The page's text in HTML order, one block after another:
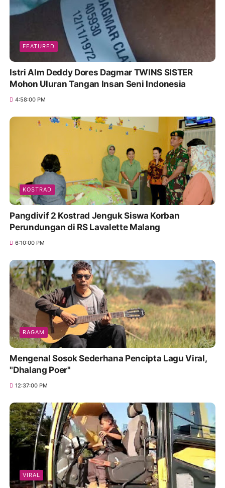
FEATURED
Istri Alm Deddy Dores Dagmar TWINS SISTER
Mohon Uluran Tangan Insan Seni Indonesia
4:58:00 PM
KOSTRAD
Pangdivif 2 Kostrad Jenguk Siswa Korban
Perundungan di RS Lavalette Malang
6:10:00 PM
RAGAM
Mengenal Sosok Sederhana Pencipta Lagu Viral,
"Dhalang Poer"
12:37:00 PM
VIRAL